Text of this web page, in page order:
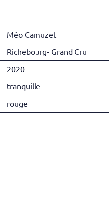
Méo Camuzet
Richebourg- Grand Cru
2020
tranquille
rouge